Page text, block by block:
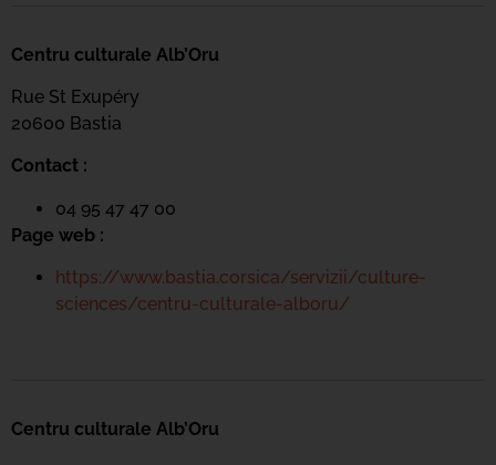
Centru culturale Alb’Oru
Rue St Exupéry
20600 Bastia
Contact :
04 95 47 47 00
Page web :
https://www.bastia.corsica/servizii/culture-
sciences/centru-culturale-alboru/
Centru culturale Alb’Oru